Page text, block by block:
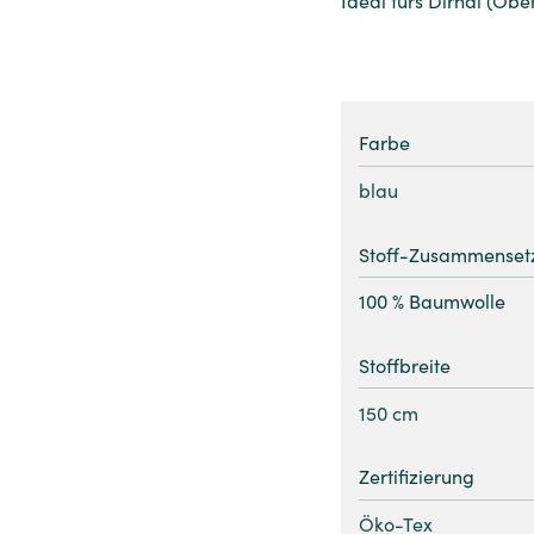
Farbe
blau
Stoff-
100 % Baumwolle
Stoffbreite
150 cm
Zertifizierung
Öko-Tex